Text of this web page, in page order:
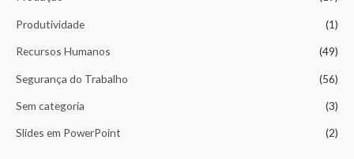
Produtividade (1)
Recursos Humanos (49)
Segurança do Trabalho (56)
Sem categoria (3)
Slides em PowerPoint (2)